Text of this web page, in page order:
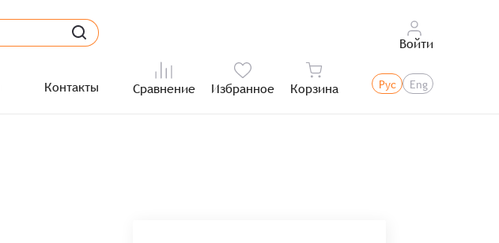
Войти
Контакты Сравнение Избранное Корзина Рус Eng